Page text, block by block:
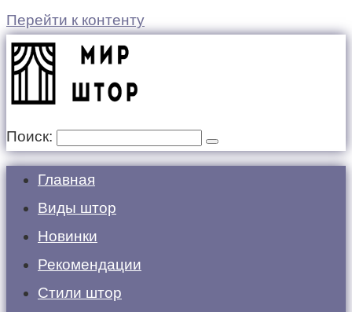
Перейти к контенту
Поиск:
Главная
Виды штор
Новинки
Рекомендации
Стили штор